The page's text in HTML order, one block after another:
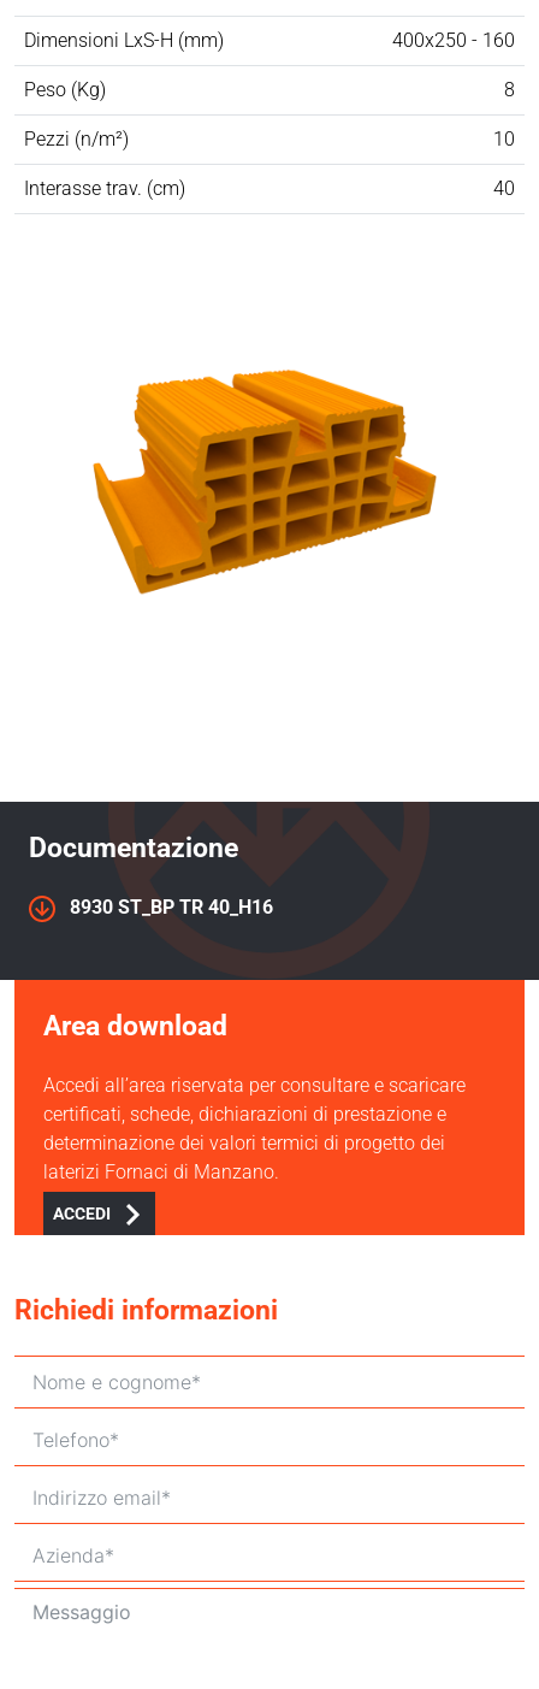
Dimensioni LxS-H (mm) 400x250 - 160
Peso (Kg) 8
Pezzi (n/m²) 10
Interasse trav. (cm) 40
Documentazione
8930 ST_BP TR 40_H16
Area download
Accedi all’area riservata per consultare e scaricare
certificati, schede, dichiarazioni di prestazione e
determinazione dei valori termici di progetto dei
laterizi Fornaci di Manzano.
ACCEDI
Richiedi informazioni